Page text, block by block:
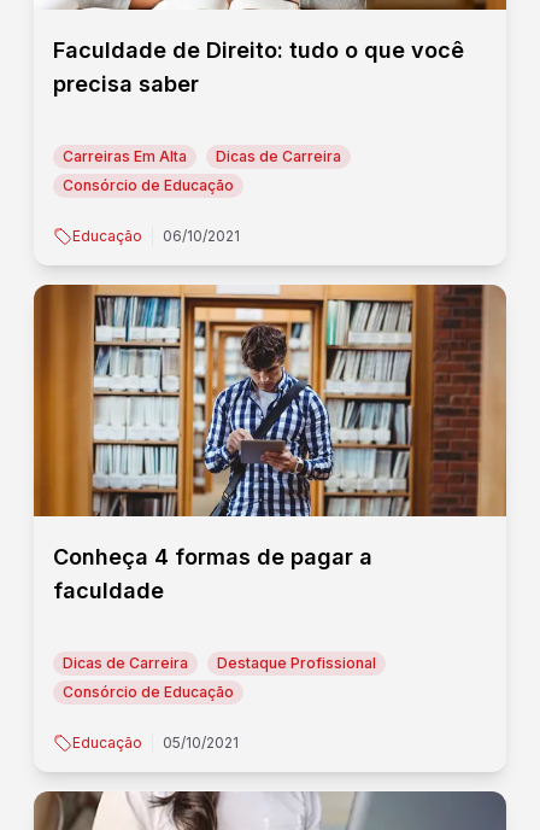
Faculdade de Direito: tudo o que você
precisa saber
Carreiras Em Alta
Dicas de Carreira
Consórcio de Educação
Educação 06/10/2021
Conheça 4 formas de pagar a
faculdade
Dicas de Carreira
Destaque Profissional
Consórcio de Educação
Educação 05/10/2021